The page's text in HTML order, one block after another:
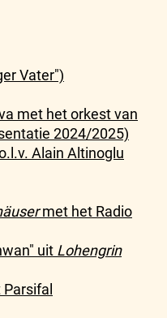
Vater")
met het orkest van
2024/2025)
Alain Altinoglu
met het Radio
uit Lohengrin
Parsifal